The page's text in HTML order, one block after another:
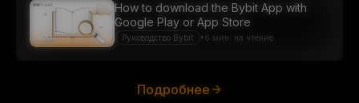
Руководство Bybit •6 мин. на чтение
How to download the Bybit App with
Google Play or App Store
Подробнее